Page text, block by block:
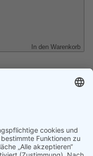
In den Warenkorb